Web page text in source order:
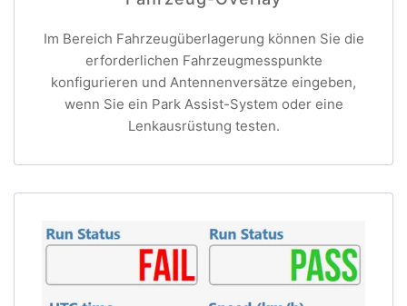
Im Bereich Fahrzeugüberlagerung können Sie die
erforderlichen Fahrzeugmesspunkte
konfigurieren und Antennenversätze eingeben,
wenn Sie ein Park Assist-System oder eine
Lenkausrüstung testen.